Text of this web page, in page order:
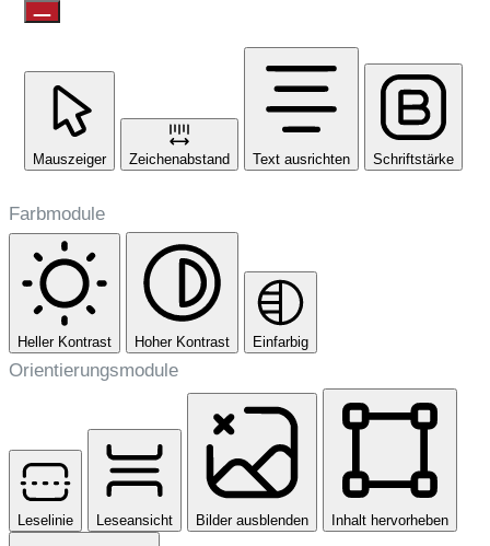
Mauszeiger Zeichenabstand Text ausrichten Schriftstärke
Farbmodule
Heller Kontrast Hoher Kontrast Einfarbig
Orientierungsmodule
Leselinie Leseansicht Bilder ausblenden Inhalt hervorheben